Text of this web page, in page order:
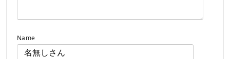
Name